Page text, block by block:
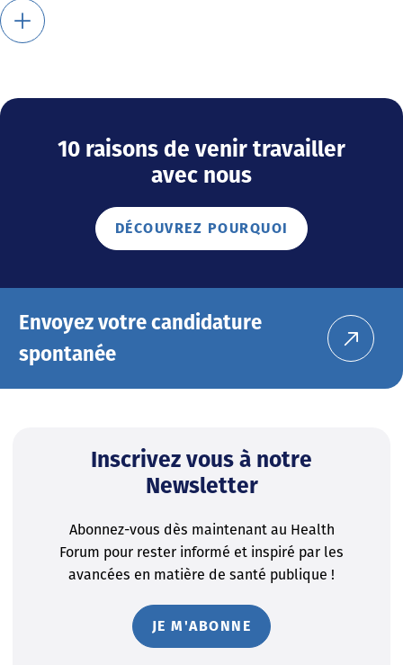
10 raisons de venir travailler
avec nous
DÉCOUVREZ POURQUOI
Envoyez votre candidature
spontanée
Inscrivez vous à notre
Newsletter
Abonnez-vous dès maintenant au Health
Forum pour rester informé et inspiré par les
avancées en matière de santé publique !
JE M'ABONNE